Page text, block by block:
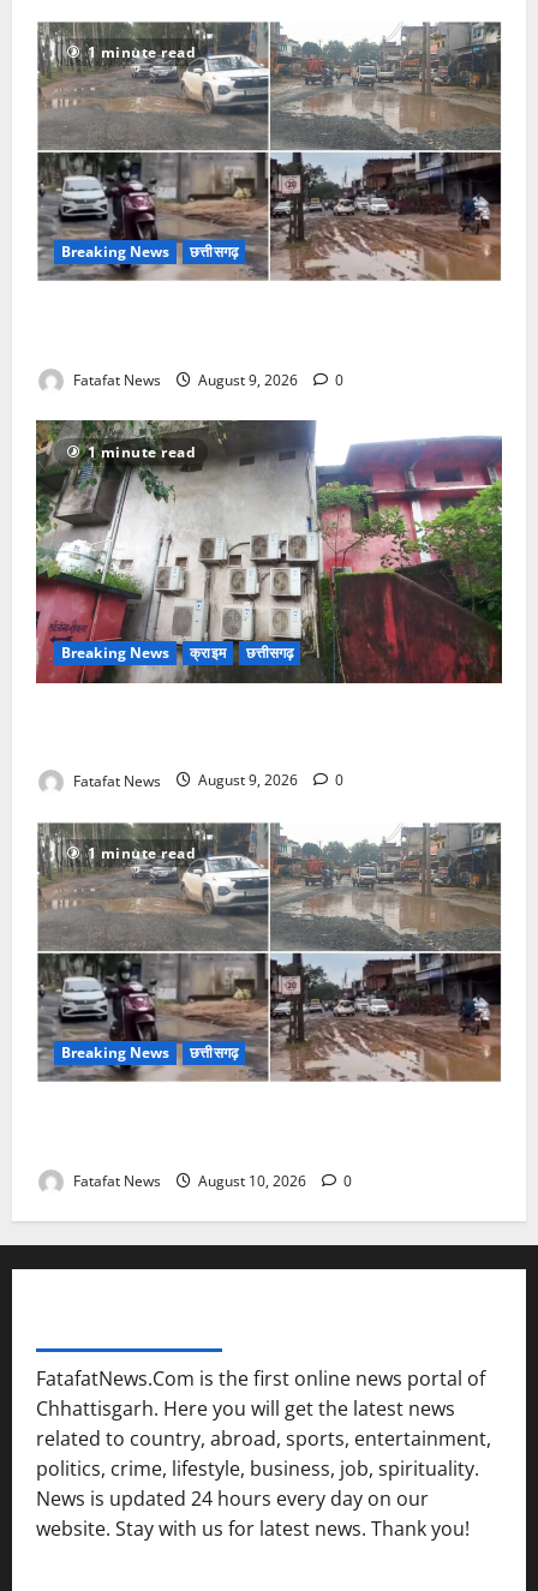
1 minute read
Breaking News छत्तीसगढ़
Fatafat News August 9, 2026 0
1 minute read
Breaking News क्राइम छत्तीसगढ़
Fatafat News August 9, 2026 0
1 minute read
Breaking News छत्तीसगढ़
Fatafat News August 10, 2026 0
FatafatNews.Com is the first online news portal of
Chhattisgarh. Here you will get the latest news
related to country, abroad, sports, entertainment,
politics, crime, lifestyle, business, job, spirituality.
News is updated 24 hours every day on our
website. Stay with us for latest news. Thank you!